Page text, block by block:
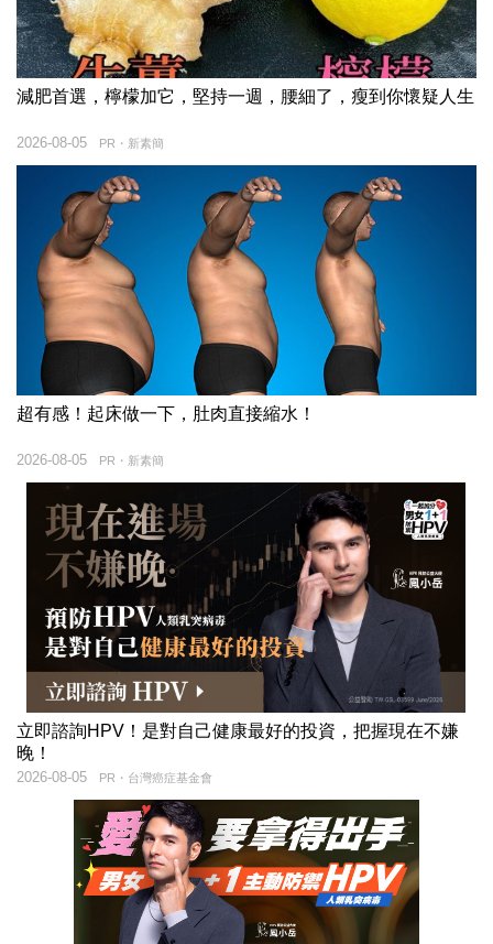
減肥首選，檸檬加它，堅持一週，腰細了，瘦到你懷疑人生
PR・新素簡
2026-08-05
超有感！起床做一下，肚肉直接縮水！
PR・新素簡
2026-08-05
立即諮詢HPV！是對自己健康最好的投資，把握現在不嫌
晚！
PR・台灣癌症基金會
2026-08-05